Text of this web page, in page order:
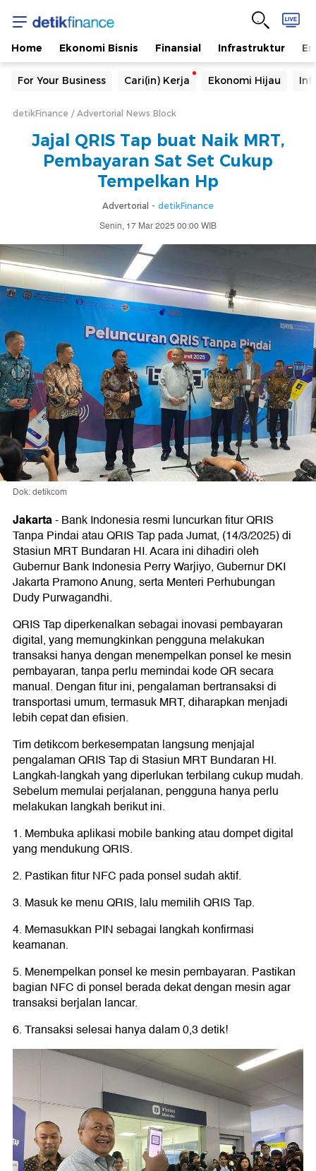
Home Ekonomi Bisnis Finansial Infrastruktur
For Your Business Cari(in) Kerja Ekonomi Hijau
detikFinance Advertorial News Block
Jajal QRIS Tap buat Naik MRT,
Pembayaran Sat Set Cukup
Tempelkan Hp
Advertorial - detikFinance
Senin, 17 Mar 2025 00:00 WIB
Dok: detikcom
Jakarta-Bank Indonesia resmi luncurkan fitur QRIS
Tanpa Pindai atau QRIS Tap pada Jumat, (14/3/2025) di
Stasiun MRT Bundaran HI. Acara ini dihadiri oleh
Gubernur Bank Indonesia Perry Warjiyo, Gubernur DKI
Jakarta Pramono Anung, serta Menteri Perhubungan
Dudy Purwagandhi.
QRIS Tap diperkenalkan sebagai inovasi pembayaran
digital, yang memungkinkan pengguna melakukan
transaksi hanya dengan menempelkan ponsel ke mesin
pembayaran, tanpa perlu memindai kode QR secara
manual. Dengan fitur ini, pengalaman bertransaksi di
transportasi umum, termasuk MRT, diharapkan menjadi
lebih cepat dan efisien.
Tim detikcom berkesempatan langsung menjajal
pengalaman QRIS Tap di Stasiun MRT Bundaran HI.
Langkah-langkah yang diperlukan terbilang cukup mudah.
Sebelum memulai perjalanan, pengguna hanya perlu
melakukan langkah berikut ini.
1. Membuka aplikasi mobile banking atau dompet digital
yang mendukung QRIS.
2. Pastikan fitur NFC pada ponsel sudah aktif.
3. Masuk ke menu QRIS, lalu memilih QRIS Tap.
4. Memasukkan PIN sebagai langkah konfirmasi
keamanan.
5. Menempelkan ponsel ke mesin pembayaran. Pastikan
bagian NFC di ponsel berada dekat dengan mesin agar
transaksi berjalan lancar.
6. Transaksi selesai hanya dalam 0,3 detik!